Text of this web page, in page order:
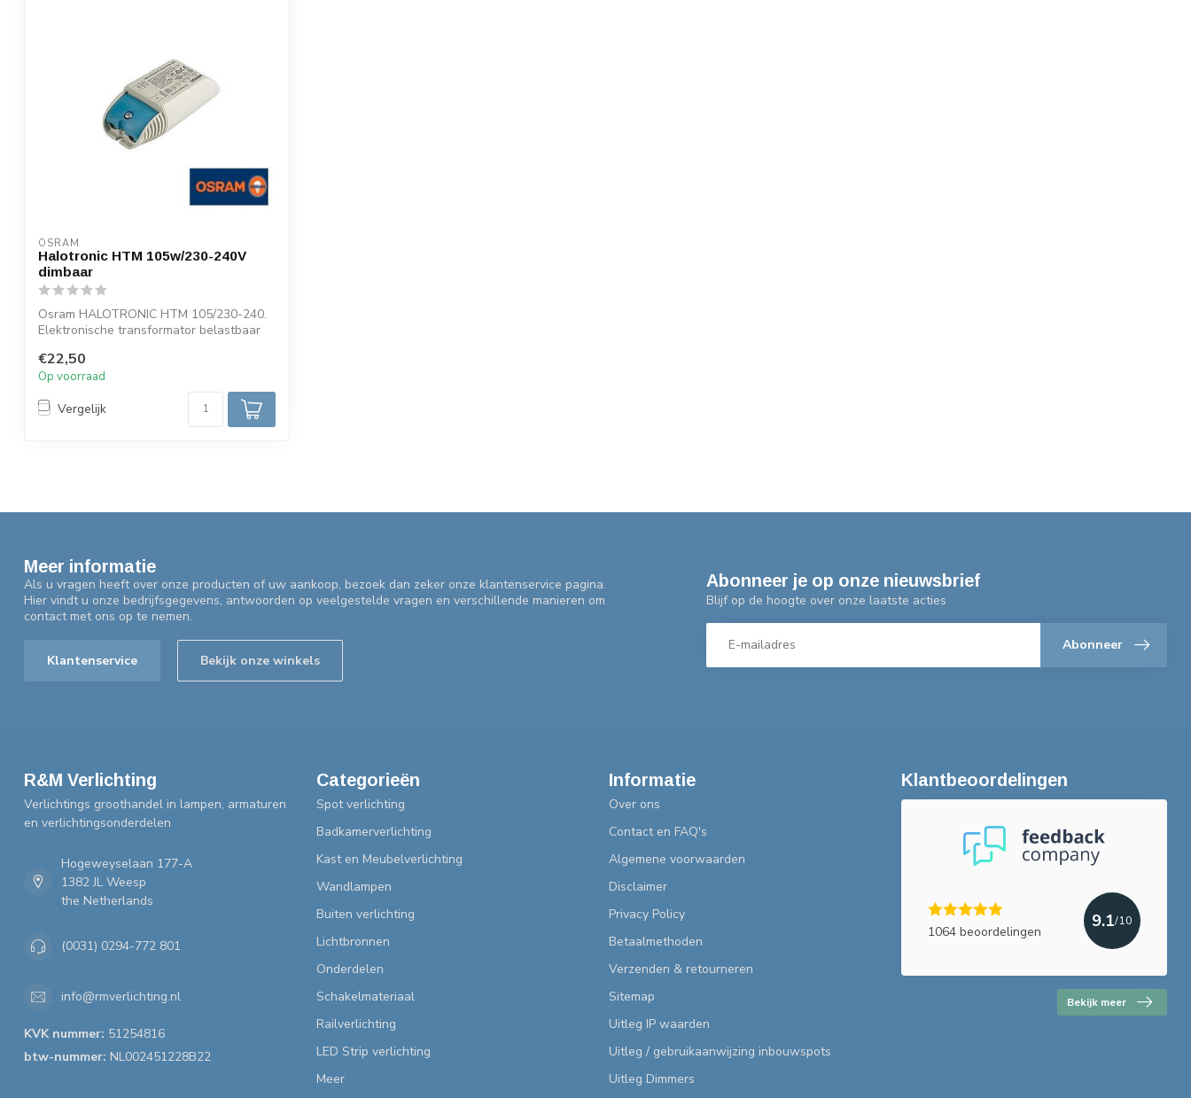
OSRAM
Halotronic HTM 105w/230-240V
dimbaar
Osram HALOTRONIC HTM 105/230-240.
Elektronische transformator belastbaar
€22,50
Op voorraad
Vergelijk
Meer informatie
Als u vragen heeft over onze producten of uw aankoop, bezoek dan zeker onze klantenservice pagina.
Hier vindt u onze bedrijfsgegevens, antwoorden op veelgestelde vragen en verschillende manieren om
contact met ons op te nemen.
Klantenservice Bekijk onze winkels
Abonneer je op onze nieuwsbrief
Blijf op de hoogte over onze laatste acties
Abonneer
R&M Verlichting
Verlichtings groothandel in lampen, armaturen
en verlichtingsonderdelen
Hogeweyselaan 177-A
1382 JL Weesp
the Netherlands
(0031) 0294-772 801
info@rmverlichting.nl
KVK nummer: 51254816
btw-nummer: NL002451228B22
Categorieën
Spot verlichting
Badkamerverlichting
Kast en Meubelverlichting
Wandlampen
Buiten verlichting
Lichtbronnen
Onderdelen
Schakelmateriaal
Railverlichting
LED Strip verlichting
Meer
Informatie
Over ons
Contact en FAQ's
Algemene voorwaarden
Disclaimer
Privacy Policy
Betaalmethoden
Verzenden & retourneren
Sitemap
Uitleg IP waarden
Uitleg / gebruikaanwijzing inbouwspots
Uitleg Dimmers
Klantbeoordelingen
1064 beoordelingen
9.1/10
Bekijk meer